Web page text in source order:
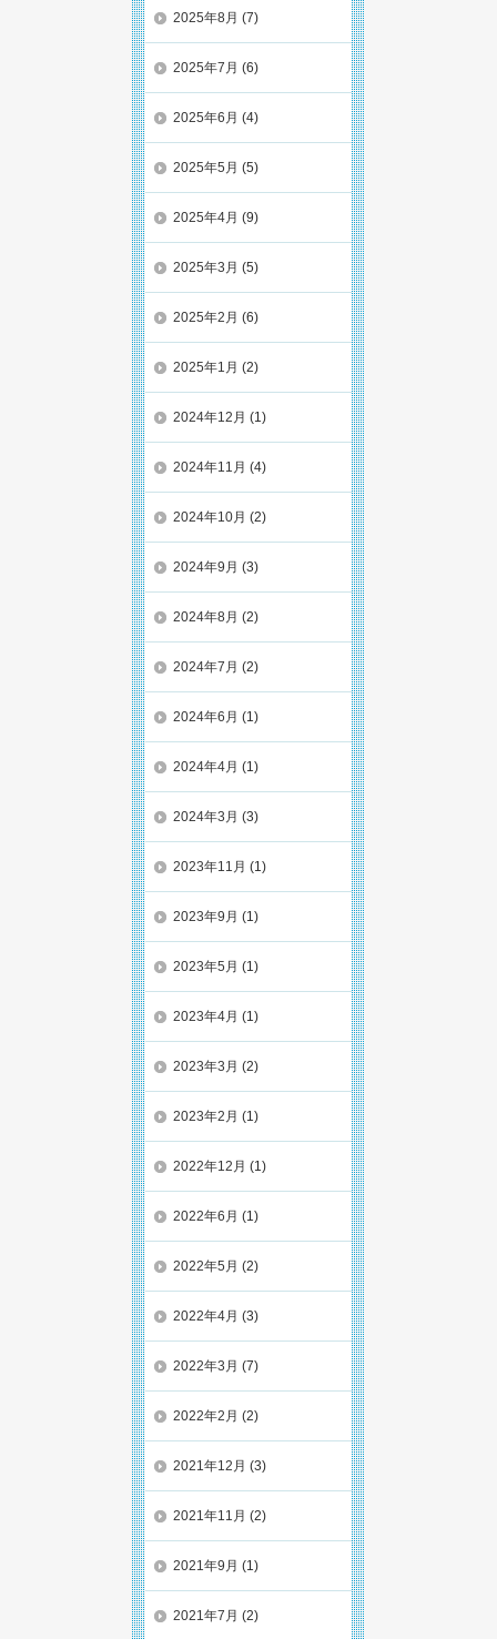
2025年8月 (7)
2025年7月 (6)
2025年6月 (4)
2025年5月 (5)
2025年4月 (9)
2025年3月 (5)
2025年2月 (6)
2025年1月 (2)
2024年12月 (1)
2024年11月 (4)
2024年10月 (2)
2024年9月 (3)
2024年8月 (2)
2024年7月 (2)
2024年6月 (1)
2024年4月 (1)
2024年3月 (3)
2023年11月 (1)
2023年9月 (1)
2023年5月 (1)
2023年4月 (1)
2023年3月 (2)
2023年2月 (1)
2022年12月 (1)
2022年6月 (1)
2022年5月 (2)
2022年4月 (3)
2022年3月 (7)
2022年2月 (2)
2021年12月 (3)
2021年11月 (2)
2021年9月 (1)
2021年7月 (2)